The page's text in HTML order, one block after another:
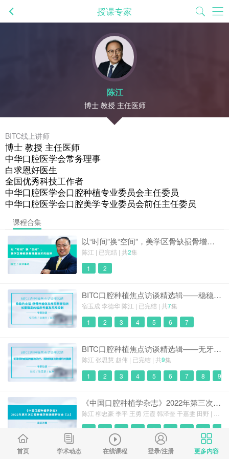
授课专家
陈江
博士 教授 主任医师
BITC线上讲师
博士 教授 主任医师
中华口腔医学会常务理事
白求恩好医生
全国优秀科技工作者
中华口腔医学会口腔种植专业委员会主任委员
中华口腔医学会口腔美学专业委员会前任主任委员
课程合集
以“时间”换“空间”，美学区骨缺损骨增量技术的选择
陈江 | 已完结 | 共2集
1
2
BITC口腔种植焦点访谈精选辑——稳稳的幸福-获得种植体及周围软硬组织长期稳定的临床考量及风险控制
宿玉成 李德华 陈江 | 已完结 | 共7集
1
2 3 4 5 6 7
BITC口腔种植焦点访谈精选辑——无牙颌的前期四部曲治疗、即刻修复与软组织的健康
陈江 张思慧 赵伟 | 已完结 | 共9集
1
2 3 4 5 6 7 8 9
《中国口腔种植学杂志》2022年第三次口腔种植学新进展研讨会【上】
1
2 3 4 5 6 7 8 9
《中国口腔种植学杂志》2023年口腔种植学新进展研讨会【上】
首页 学术动态 在线课程 登录/注册 更多内容